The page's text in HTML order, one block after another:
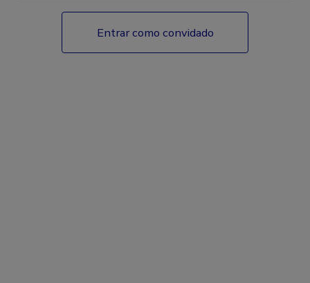
Entrar como convidado